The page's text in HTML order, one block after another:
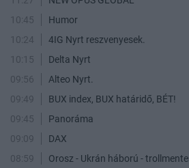
10:45
Humor
10:24
4IG Nyrt reszvenyesek.
10:15
Delta Nyrt
09:56
Alteo Nyrt.
09:49
BUX index, BUX határidő, BÉT!
09:45
Panoráma
09:09
DAX
08:59
Orosz - Ukrán háború -